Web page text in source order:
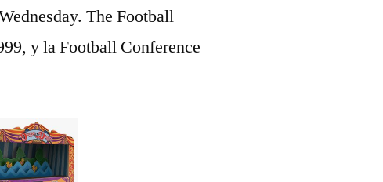
The Football
y la Football Conference